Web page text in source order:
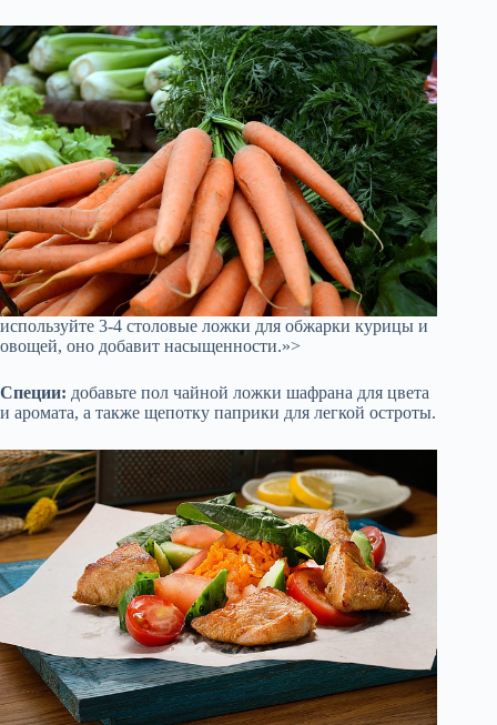
используйте 3-4 столовые ложки для обжарки курицы и
овощей, оно добавит насыщенности.»>
Специи: добавьте пол чайной ложки шафрана для цвета
и аромата, а также щепотку паприки для легкой остроты.